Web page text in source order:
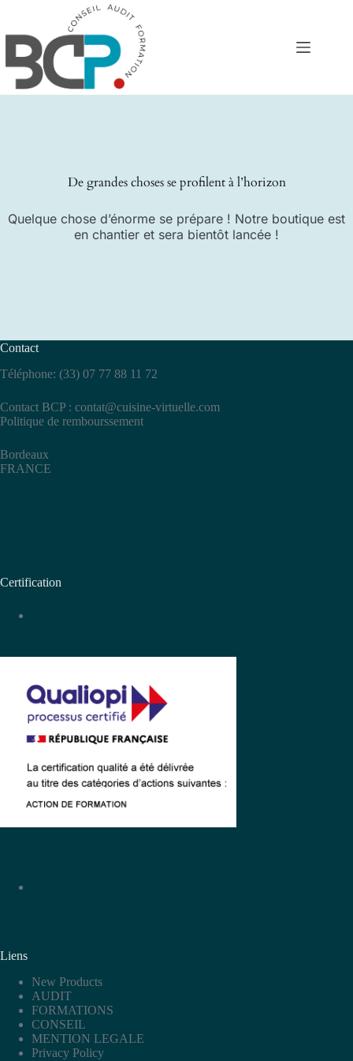
contenu
De grandes choses se profilent à l’horizon
Quelque chose d’énorme se prépare ! Notre boutique est
en chantier et sera bientôt lancée !
Contact
Téléphone: (33) 07 77 88 11 72
Contact BCP : contat@cuisine-virtuelle.com
Politique de rembourssement
Bordeaux
FRANCE
Certification
Liens
New Products
AUDIT
FORMATIONS
CONSEIL
MENTION LEGALE
Privacy Policy